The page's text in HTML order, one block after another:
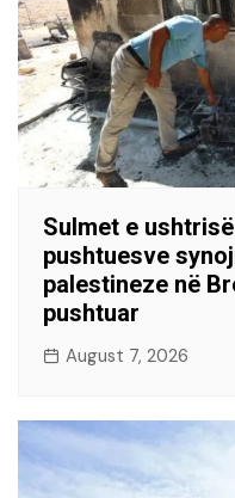
Sulmet e
pushtuesve
palestineze në
pushtuar
August 7, 2026